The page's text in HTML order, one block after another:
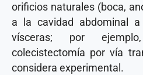
orificios naturales (boca,
a la cavidad abdominal
vísceras; por
colecistectomía por vía
considera experimental.